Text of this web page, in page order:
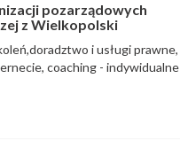
pozarządowych
z Wielkopolski
i usługi prawne,
coaching - indywidualne